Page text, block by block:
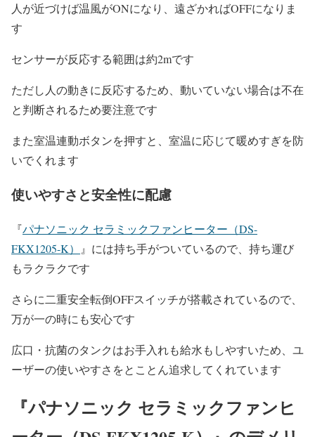
人が近づけば温風がONになり、遠ざかればOFFになりま
す
センサーが反応する範囲は約2mです
ただし人の動きに反応するため、動いていない場合は不在
と判断されるため要注意です
また室温連動ボタンを押すと、室温に応じて暖めすぎを防
いでくれます
使いやすさと安全性に配慮
『パナソニック セラミックファンヒーター（DS-
FKX1205-K）
』には持ち手がついているので、持ち運び
もラクラクです
さらに二重安全転倒OFFスイッチが搭載されているので、
万が一の時にも安心です
広口・抗菌のタンクはお手入れも給水もしやすいため、ユ
ーザーの使いやすさをとことん追求してくれています
『パナソニック セラミックファンヒ